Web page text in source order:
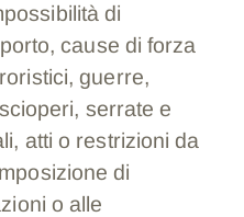
di
cause di forza
guerre,
serrate e
atti o restrizioni da
di
o alle